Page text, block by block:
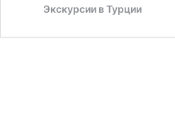
Экскурсии в Турции